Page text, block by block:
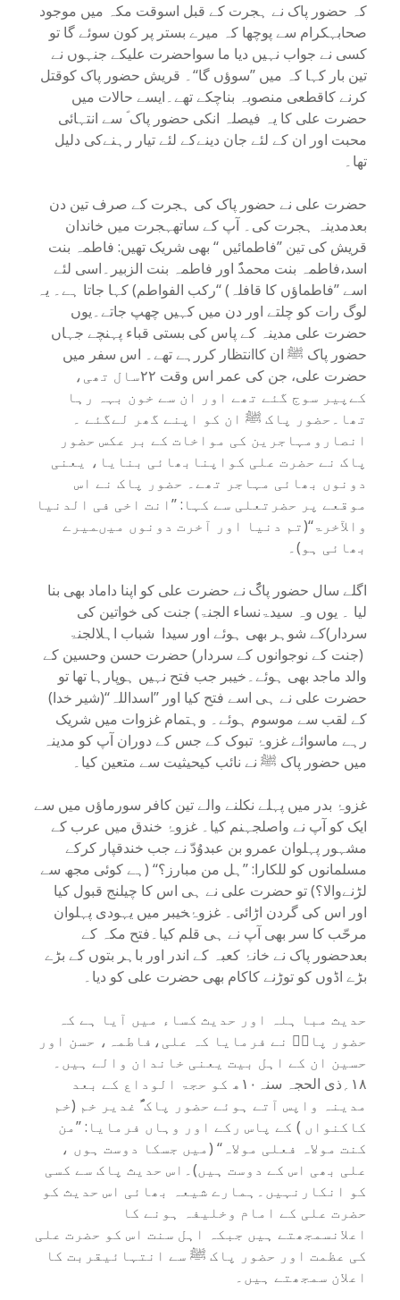
کہ حضور پاک نے ہجرت کے قبل اسوقت مکہ میں موجود
صحابہکرام سے پوچھا کہ میرے بستر پر کون سوئے گا تو
کسی نے جواب نہیں دیا ما سواحضرت علیکے جنہوں نے
تین بار کہا کہ میں ’’سوؤں گا‘‘۔ قریش حضور پاک کوقتل
کرنے کاقطعی منصوبہ بناچکے تھے۔ایسے حالات میں
حضرت علی کا یہ فیصلہ انکی حضور پاک ؐ سے انتہائی
محبت اور ان کے لئے جان دینےکے لئے تیار رہنےکی دلیل
تھا۔
حضرت علی نے حضور پاک کی ہجرت کے صرف تین دن
بعدمدینہ ہجرت کی۔ آپ کے ساتھہجرت میں خاندان
قریش کی تین ’’فاطمائیں ‘‘ بھی شریک تھیں: فاطمہ بنت
اسد،فاطمہ بنت محمدؐ اور فاطمہ بنت الزبیر۔اسی لئے
اسے ’’فاطماؤں کا قافلہ) ‘‘رکب الفواطم) کہا جاتا ہے۔ یہ
لوگ رات کو چلتے اور دن میں کہیں چھپ جاتے۔یوں
حضرت علی مدینہ کے پاس کی بستی قباء پہنچے جہاں
حضور پاک ﷺ ان کاانتظار کررہے تھے۔ اس سفر میں
حضرت علی، جن کی عمر اس وقت ۲۲سال تھی،
کےپیر سوج گئے تھے اور ان سے خون بہہ رہا
تھا۔حضور پاک ﷺ ان کو اپنے گھر لےگئے ۔
انصارومہاجرین کی مواخات کے بر عکس حضور
پاک نے حضرت علی کواپنابھائی بنایا، یعنی
دونوں بھائی مہاجر تھے۔ حضور پاک نے اس
موقعے پر حضرتعلی سے کہا: ’’انت اخی فی الدنیا
والآخرۃ‘‘(تم دنیا اور آخرت دونوں میںمیرے
بھائی ہو)۔
اگلے سال حضور پاکؐ نے حضرت علی کو اپنا داماد بھی بنا
لیا ۔ یوں وہ سیدۃنساء الجنۃ) جنت کی خواتین کی
سردار)کے شوہر بھی ہوئے اور سیدا شباب اہلالجنۃ
(جنت کے نوجوانوں کے سردار) حضرت حسن وحسین کے
والد ماجد بھی ہوئے۔خیبر جب فتح نہیں ہوپارہا تھا تو
حضرت علی نے ہی اسے فتح کیا اور ’’اسداللہ‘‘(شیر خدا)
کے لقب سے موسوم ہوئے۔ وہتمام غزوات میں شریک
رہے ماسوائے غزوۂ تبوک کے جس کے دوران آپ کو مدینہ
میں حضور پاک ﷺ نے نائب کیحیثیت سے متعین کیا۔
غزوۂ بدر میں پہلے نکلنے والے تین کافر سورماؤں میں سے
ایک کو آپ نے واصلجہنم کیا۔ غزوۂ خندق میں عرب کے
مشہور پہلوان عمرو بن عبدوُدّ نے جب خندقپار کرکے
مسلمانوں کو للکارا: ’’ہل من مبارز؟‘‘ (ہے کوئی مجھ سے
لڑنےوالا؟) تو حضرت علی نے ہی اس کا چیلنج قبول کیا
اور اس کی گردن اڑائی۔ غزوۂخیبر میں یہودی پہلوان
مرحّب کا سر بھی آپ نے ہی قلم کیا۔فتح مکہ کے
بعدحضور پاک نے خانۂ کعبہ کے اندر اور باہر بتوں کے بڑے
بڑے اڈوں کو توڑنے کاکام بھی حضرت علی کو دیا۔
حدیث مبا ہلہ اور حدیث کساء میں آیا ہے کہ
حضور پاکؐ نے فرمایا کہ علی،فاطمہ، حسن اور
حسین ان کے اہل بیت یعنی خاندان والے ہیں۔
۱۸؍ذی الحجہ سنہ۱۰ھ کو حجۃ الوداع کے بعد
مدینہ واپس آتے ہوئے حضور پاک ؐ غدیر خم (خم
کاکنواں ) کے پاس رکے اور وہاں فرمایا: ’’من
کنت مولاہ فعلی مولاہ‘‘ (میں جسکا دوست ہوں ،
علی بھی اس کے دوست ہیں)۔اس حدیث پاک سے کسی
کو انکارنہیں۔ہمارے شیعہ بھائی اس حدیث کو
حضرت علی کے امام وخلیفہ ہونے کا
اعلانسمجھتے ہیں جبکہ اہل سنت اس کو حضرت علی
کی عظمت اور حضور پاک ﷺ سے انتہائیقربت کا
اعلان سمجھتے ہیں۔